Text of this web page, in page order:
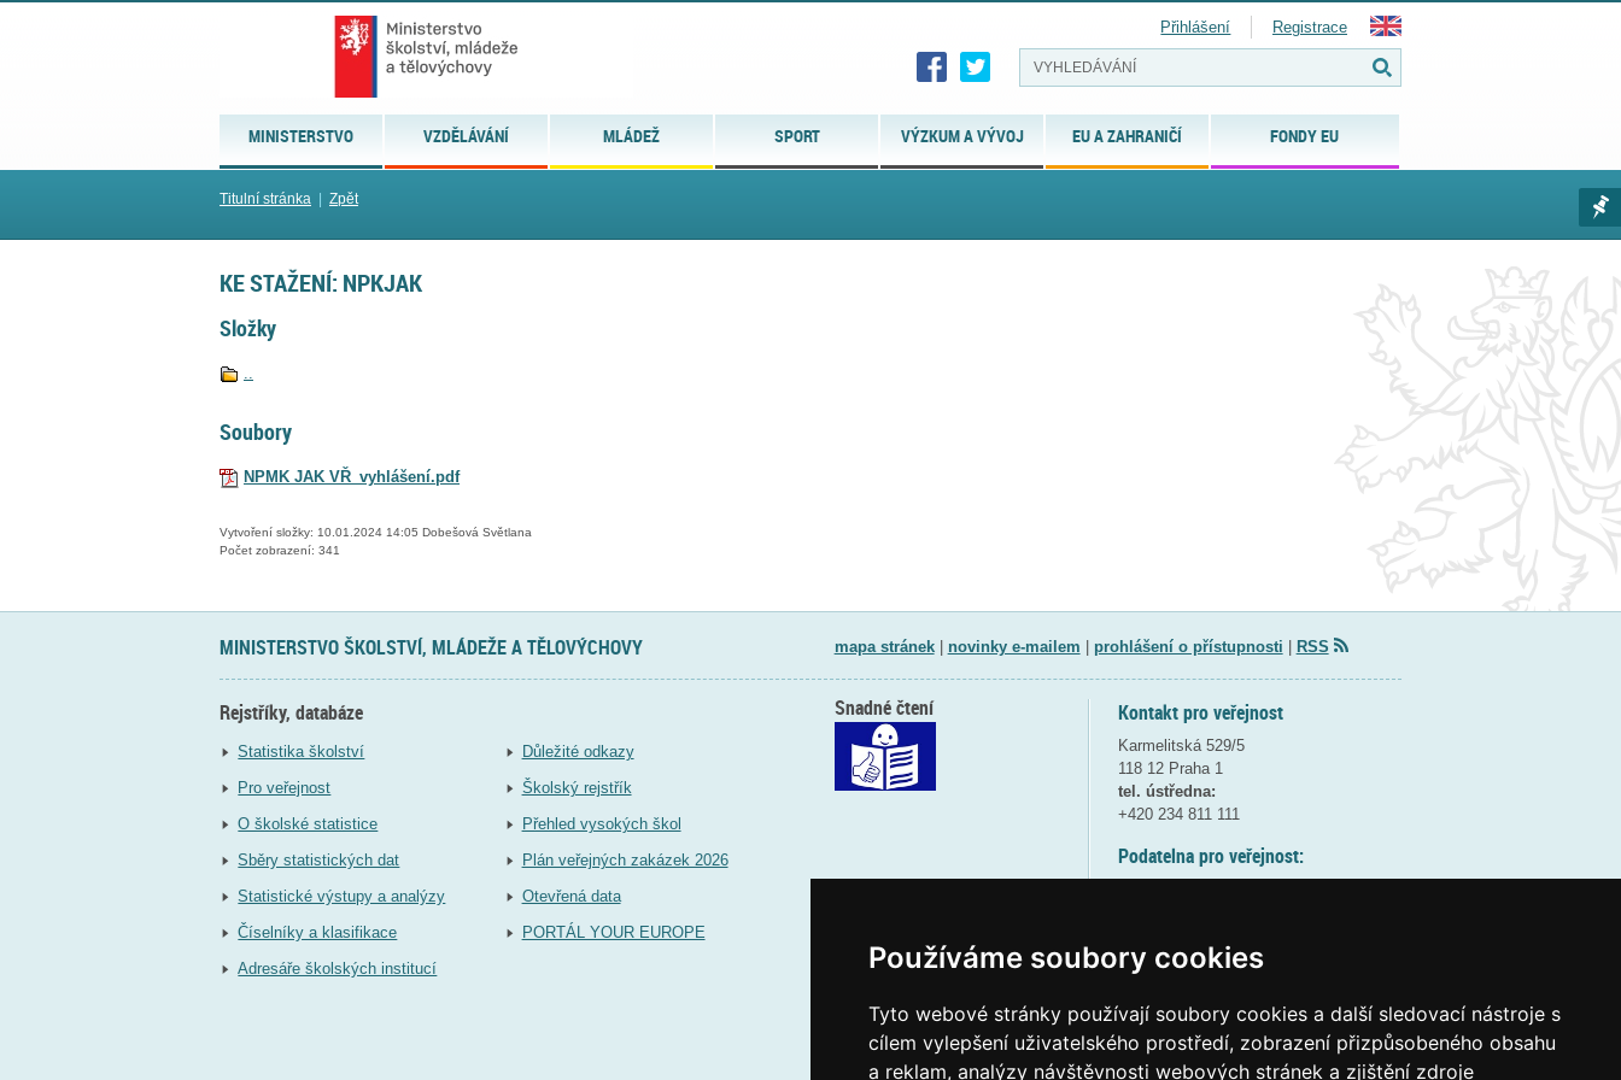
Používáme soubory cookies
Tyto webové stránky používají soubory cookies a další sledovací nástroje s
cílem vylepšení uživatelského prostředí, zobrazení přizpůsobeného obsahu
a reklam, analýzy návštěvnosti webových stránek a zjištění zdroje
MINISTERSTVO VZDĚLÁVÁNÍ MLÁDEŽ SPORT VÝZKUM A VÝVOJ EU A ZAHRANIČÍ FONDY EU
Přihlášení Registrace
Titulní stránka Zpět
KE STAŽENÍ: NPKJAK
Složky
..
Soubory
NPMK JAK VŘ_vyhlášení.pdf
Vytvoření složky: 10.01.2024 14:05 Dobešová Světlana
Počet zobrazení: 341
MINISTERSTVO ŠKOLSTVÍ, MLÁDEŽE A TĚLOVÝCHOVY mapa stránek| novinky e-mailem prohlášení o přístupnosti RSS
Rejstříky, databáze
Statistika školství
Pro veřejnost
O školské statistice
Sběry statistických dat
Statistické výstupy a analýzy
Číselníky a klasifikace
Adresáře školských institucí
Důležité odkazy
Školský rejstřík
Přehled vysokých škol
Plán veřejných zakázek 2026
Otevřená data
PORTÁL YOUR EUROPE
Kontakt pro veřejnost
Karmelitská 529/5
118 12 Praha 1
tel. ústředna:
+420 234 811 111
Podatelna pro veřejnost:
(více informací
Elektronická podatelna:
posta@msmtgov cz
Snadné čtení